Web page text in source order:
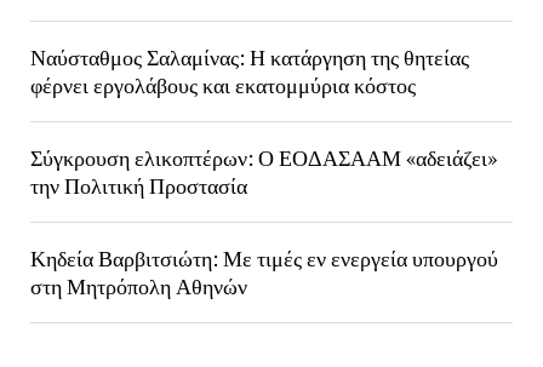
Ναύσταθμος Σαλαμίνας: Η κατάργηση της θητείας
φέρνει εργολάβους και εκατομμύρια κόστος
Σύγκρουση ελικοπτέρων: Ο ΕΟΔΑΣΑΑΜ «αδειάζει»
την Πολιτική Προστασία
Κηδεία Βαρβιτσιώτη: Με τιμές εν ενεργεία υπουργού
στη Μητρόπολη Αθηνών